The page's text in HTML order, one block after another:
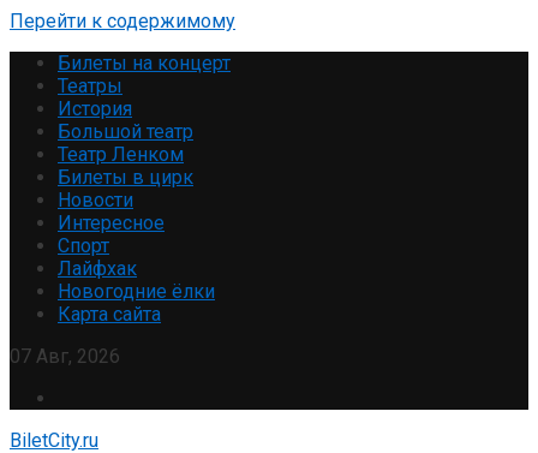
Перейти к содержимому
Билеты на концерт
Театры
История
Большой театр
Театр Ленком
Билеты в цирк
Новости
Интересное
Спорт
Лайфхак
Новогодние ёлки
Карта сайта
07 Авг, 2026
BiletCity.ru